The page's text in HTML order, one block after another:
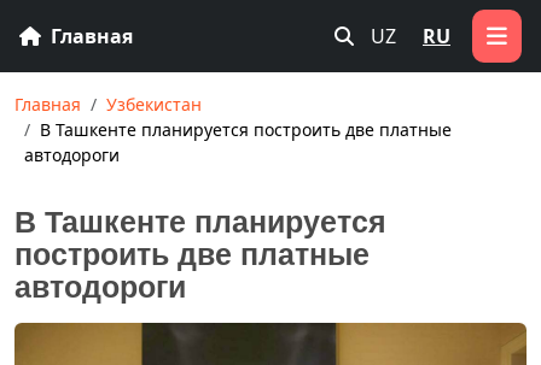
Главная UZ RU
Главная
Узбекистан
В Ташкенте планируется построить две платные
автодороги
В Ташкенте планируется
построить две платные
автодороги